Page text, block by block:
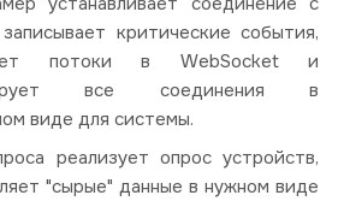
критические события,
потоки в WebSocket и
все соединения в
виде для системы.
реализует опрос устройств,
"сырые" данные в нужном виде